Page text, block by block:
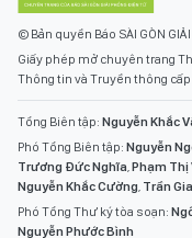
© Bản quyền Báo SÀI GÒN GIẢI
Giấy phép mở chuyên trang
Thông tin và Truyền thông
Tổng Biên tập: Nguyễn Khắc
Phó Tổng Biên tập: Nguyễn
Trương Đức Nghĩa Phạm Thị
Nguyễn Khắc Cường Trần
Phó Tổng Thư ký tòa soạn:
Nguyễn Phước Bình